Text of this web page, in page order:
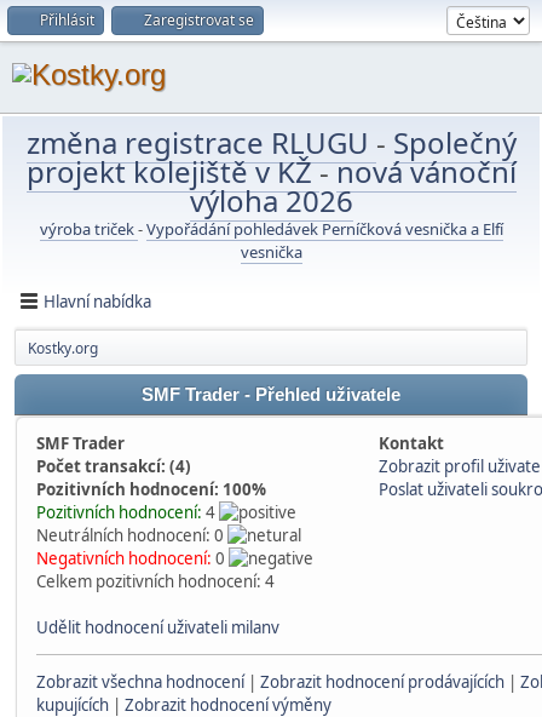
Přihlásit Zaregistrovat se
změna registrace RLUGU - Společný
projekt kolejiště v KŽ-nová vánoční
výloha 2026
výroba triček-Vypořádání pohledávek Perníčková vesnička a Elfí
vesnička
Hlavní nabídka
Kostky.org
SMF Trader - Přehled uživatele
SMF Trader
Kontakt
Počet transakcí: (4)
Zobrazit profil
Pozitivních hodnocení: 100%
Poslat uživateli
Pozitivních hodnocení: 4
Neutrálních hodnocení: 0
Negativních hodnocení: 0
Celkem pozitivních hodnocení: 4
Udělit hodnocení uživateli milanv
Zobrazit všechna hodnocení| Zobrazit hodnocení prodávajících |
kupujících | Zobrazit hodnocení výměny